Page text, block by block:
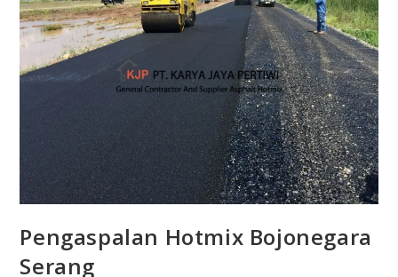
Pengaspalan Hotmix Bojonegara
Serang